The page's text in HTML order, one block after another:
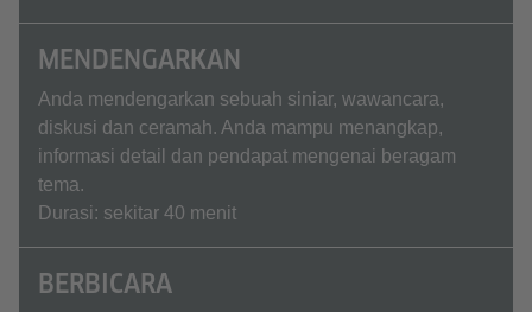
MENDENGARKAN
Anda mendengarkan sebuah siniar, wawancara,
diskusi dan ceramah. Anda mampu menangkap,
informasi detail dan pendapat mengenai beragam
tema.
Durasi: sekitar 40 menit
BERBICARA